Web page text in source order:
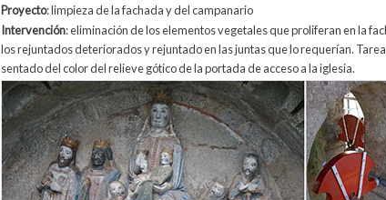
Proyecto: limpieza de la fachada y del campanario
Intervención: eliminación de los elementos vegetales que proliferan en la
los rejuntados deteriorados y rejuntado en las juntas que lo requerían.
sentado del color del relieve gótico de la portada de acceso a la iglesia.
san-fiz.jpg